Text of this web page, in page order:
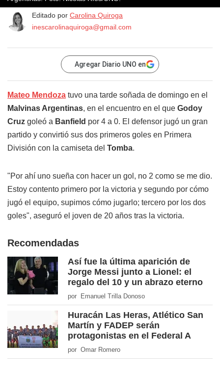
Editado por Carolina Quiroga
inescarolinaquiroga@gmail.com
Agregar Diario UNO en
Mateo Mendoza tuvo una tarde soñada de domingo en el
Malvinas Argentinas, en el encuentro en el que Godoy
Cruz goleó a Banfield por 4 a 0. El defensor jugó un gran
partido y convirtió sus dos primeros goles en Primera
División con la camiseta del Tomba.
"Por ahí uno sueña con hacer un gol, no 2 como se me dio.
Estoy contento primero por la victoria y segundo por cómo
jugó el equipo, supimos cómo jugarlo; tercero por los dos
goles", aseguró el joven de 20 años tras la victoria.
Recomendadas
Así fue la última aparición de
Jorge Messi junto a Lionel: el
regalo del 10 y un abrazo eterno
por Emanuel Trilla Donoso
Huracán Las Heras, Atlético San
Martín y FADEP serán
protagonistas en el Federal A
por Omar Romero